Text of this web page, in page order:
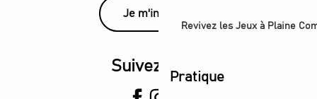
Revivez les Jeux à Plaine
Pratique
Je m'inscris
Suivez-nous